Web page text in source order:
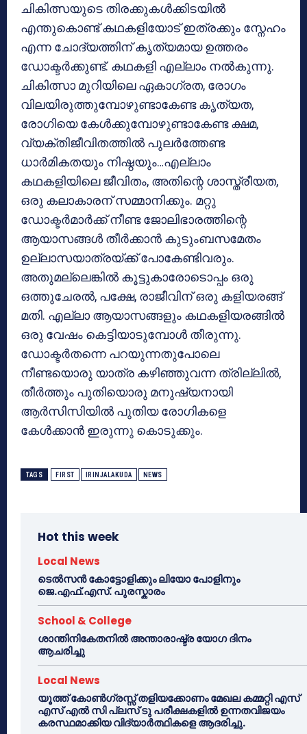
ചികിത്സയുടെ തിരക്കുകള്‍ക്കിടയില്‍
എന്തുകൊണ്ട് കഥകളിയോട് ഇത്രക്കും സ്നേഹം
എന്ന ചോദ്യത്തിന് കൃത്യമായ ഉത്തരം
ഡോക്ടര്‍ക്കുണ്ട്. കഥകളി എല്ലാം നല്‍കുന്നു.
ചികിത്സാ മുറിയിലെ ഏകാഗ്രത, രോഗം
വിലയിരുത്തുമ്പോഴുണ്ടാകേണ്ട കൃത്യത,
രോഗിയെ കേള്‍ക്കുമ്പോഴുണ്ടാകേണ്ട ക്ഷമ,
വ്യക്തിജീവിതത്തില്‍ പുലര്‍ത്തേണ്ട
ധാര്‍മികതയും നിഷ്ഠയും…എല്ലാം
കഥകളിയിലെ ജീവിതം, അതിന്റെ ശാസ്ത്രീയത,
ഒരു കലാകാരന് സമ്മാനിക്കും. മറ്റു
ഡോക്ടര്‍മാര്‍ക്ക് നീണ്ട ജോലിഭാരത്തിന്റെ
ആയാസങ്ങള്‍ തീര്‍ക്കാന്‍ കുടുംബസമേതം
ഉല്ലാസയാത്രയ്ക്ക് പോകേണ്ടിവരും.
അതുമല്ലെങ്കില്‍ കൂട്ടുകാരോടൊപ്പം ഒരു
ഒത്തുചേരല്‍, പക്ഷേ, രാജീവിന് ഒരു കളിയരങ്ങ്
മതി. എല്ലാ ആയാസങ്ങളും കഥകളിയരങ്ങില്‍
ഒരു വേഷം കെട്ടിയാടുമ്പോള്‍ തീരുന്നു.
ഡോക്ടര്‍തന്നെ പറയുന്നതുപോലെ
നീണ്ടയൊരു യാത്ര കഴിഞ്ഞുവന്ന ത്രില്ലില്‍,
തീര്‍ത്തും പുതിയൊരു മനുഷ്യനായി
ആര്‍സിസിയില്‍ പുതിയ രോഗികളെ
കേള്‍ക്കാന്‍ ഇരുന്നു കൊടുക്കും.
TAGS FIRST IRINJALAKUDA NEWS
Hot this week
Local News
ടെൽസൻ കോട്ടോളിക്കും ലിയോ പോളിനും
ജെ.എഫ്.എസ്. പുരസ്കാരം
School & College
ശാന്തിനികേതനിൽ അന്താരാഷ്ട്ര യോഗ ദിനം
ആചരിച്ചു
Local News
യൂത്ത് കോൺഗ്രസ്സ് തളിയക്കോണം മേഖല കമ്മറ്റി എസ്
എസ് എൽ സി പ്ലസ് ടു പരീക്ഷകളിൽ ഉന്നതവിജയം
കരസ്ഥമാക്കിയ വിദ്യാർത്ഥികളെ ആദരിച്ചു.